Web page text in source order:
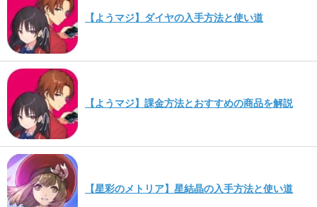
【ようマジ】ダイヤの入手方法と使い道
【ようマジ】課金方法とおすすめの商品を解説
【星彩のメトリア】星結晶の入手方法と使い道